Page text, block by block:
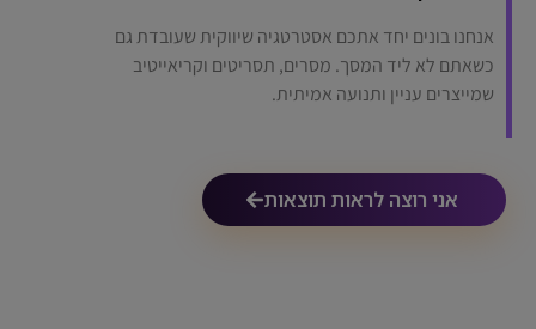
אנחנו בונים יחד אתכם אסטרטגיה שיווקית שעובדת גם
כשאתם לא ליד המסך. מסרים, תסריטים וקריאייטיב
שמייצרים עניין ותנועה אמיתית.
אני רוצה לראות תוצאות